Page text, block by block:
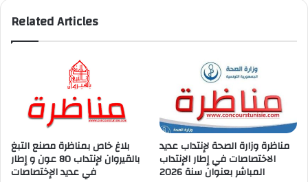
au-
Related Articles
بلاغ خاص بمناظرة مصنع التبغ
بالقيروان لإنتداب 80 عون و إطار
في عديد الإختصاصات
مناظرة وزارة الصحة لإنتداب عديد
الاختصاصات في إطار الإنتداب
المباشر بعنوان سنة 2026